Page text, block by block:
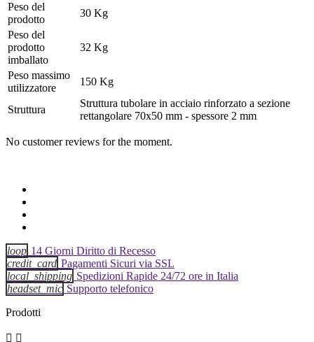
Peso del
prodotto
30 Kg
Peso del
prodotto
imballato
32 Kg
Peso massimo
utilizzatore
150 Kg
Struttura
Struttura tubolare in acciaio rinforzato a sezione
rettangolare 70x50 mm - spessore 2 mm
No customer reviews for the moment.
loop 14 Giorni Diritto di Recesso
credit_card Pagamenti Sicuri via SSL
local_shipping Spedizioni Rapide 24/72 ore in Italia
headset_mic Supporto telefonico
Prodotti
 